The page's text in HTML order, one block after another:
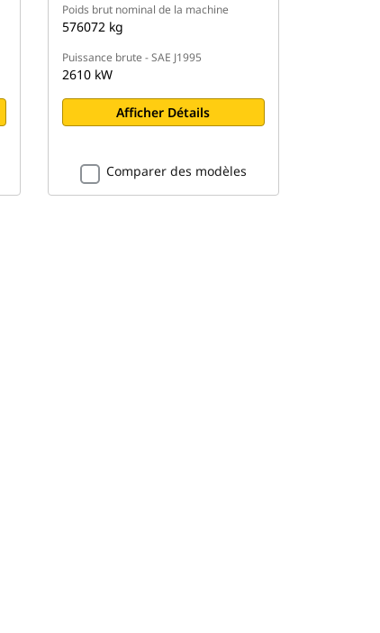
Poids brut nominal de la machine
576072 kg
Puissance brute - SAE J1995
2610 kW
Afficher Détails
Comparer des modèles